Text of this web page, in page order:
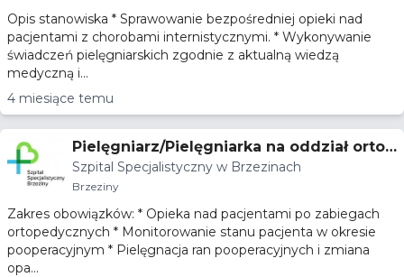
Opis stanowiska * Sprawowanie bezpośredniej opieki nad
pacjentami z chorobami internistycznymi. * Wykonywanie
świadczeń pielęgniarskich zgodnie z aktualną wiedzą
medyczną i...
4 miesiące temu
Pielęgniarz/Pielęgniarka na oddział ortop
edyczny
Szpital Specjalistyczny w Brzezinach
Brzeziny
Zakres obowiązków: * Opieka nad pacjentami po zabiegach
ortopedycznych * Monitorowanie stanu pacjenta w okresie
pooperacyjnym * Pielęgnacja ran pooperacyjnych i zmiana
opa...